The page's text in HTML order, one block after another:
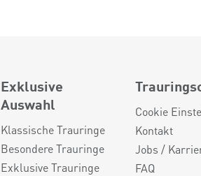
Exklusive
Auswahl
Klassische Trauringe
Besondere Trauringe
Exklusive Trauringe
Cookie
Kontakt
Jobs /
FAQ